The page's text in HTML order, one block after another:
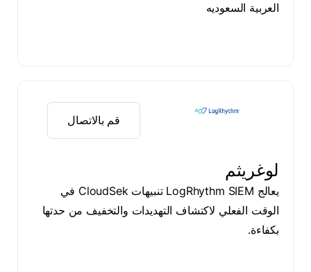
العربية السعوديه
قم بالاتصال
لوغريثم
يعالج LogRhythm SIEM تنبيهات CloudSek في
الوقت الفعلي لاكتشاف التهديدات والتخفيف من حدتها
بكفاءة.